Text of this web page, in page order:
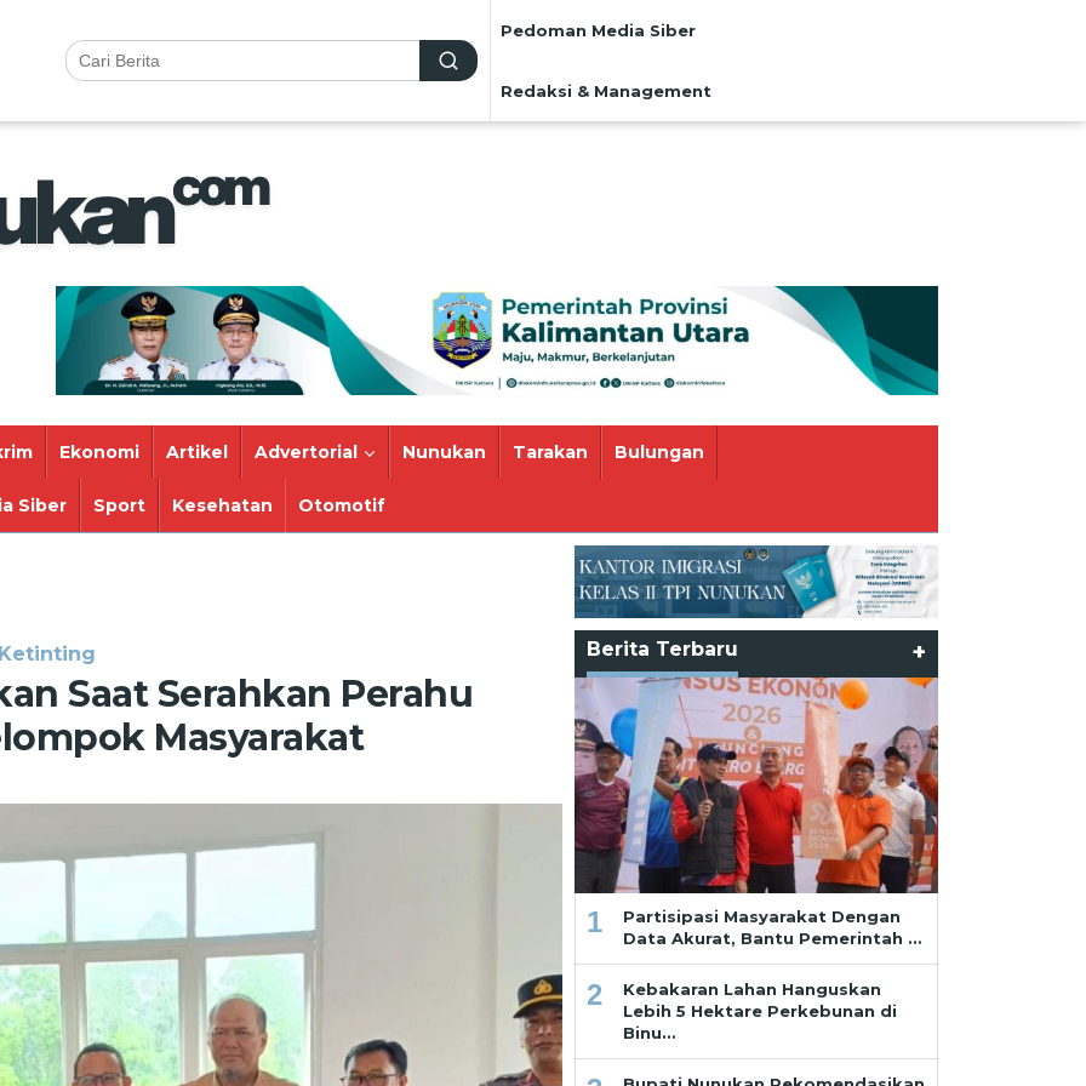
Pedoman Media Siber
Redaksi & Management
Ekonomi Artikel Advertorial Nunukan Tarakan Bulungan
Siber Sport Kesehatan Otomotif
Saat Serahkan Perahu
Masyarakat
Berita Terbaru +
1
Partisipasi Masyarakat Dengan
Data Akurat, Bantu Pemerintah …
2
Kebakaran Lahan Hanguskan
Lebih 5 Hektare Perkebunan di
Binu…